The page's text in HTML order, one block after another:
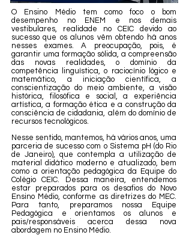
O Ensino Médio tem como foco o bom
desempenho no ENEM e nos demais
vestibulares, realidade no CEIC devido ao
sucesso que os alunos vêm obtendo há anos
nesses exames. A preocupação, pois, é
garantir uma formação sólida, a compreensão
das novas realidades, o domínio da
competência linguística, o raciocínio lógico e
matemático, a iniciação científica, a
conscientização do meio ambiente, a visão
histórica, filosófica e social, a experiência
artística, a formação ética e a construção da
consciência de cidadania, além do domínio de
recursos tecnológicos.
Nesse sentido, mantemos, há vários anos, uma
parceria de sucesso com o Sistema pH (do Rio
de Janeiro), que contempla a utilização de
material didático moderno e atualizado, bem
como a orientação pedagógica da Equipe do
Colégio CEIC. Dessa maneira, entendemos
estar preparados para os desafios do Novo
Ensino Médio, conforme as diretrizes do MEC.
Para tanto, preparamos nossa Equipe
Pedagógica e orientamos os alunos e
pais/responsáveis acerca dessa nova
abordagem no Ensino Médio.